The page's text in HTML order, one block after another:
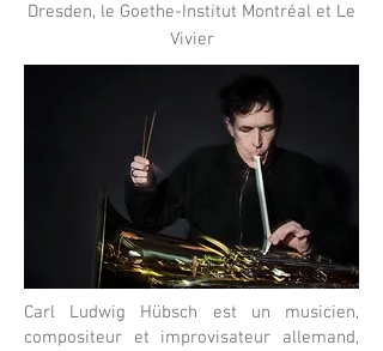
Dresden, le Goethe-Institut Montréal et Le
Vivier
Carl Ludwig Hübsch est un musicien,
compositeur et improvisateur allemand,